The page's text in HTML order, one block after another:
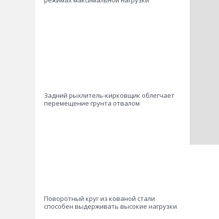
Задний рыхлитель-кирковщик облегчает
перемещение грунта отвалом
Поворотный круг из кованой стали
способен выдерживать высокие нагрузки